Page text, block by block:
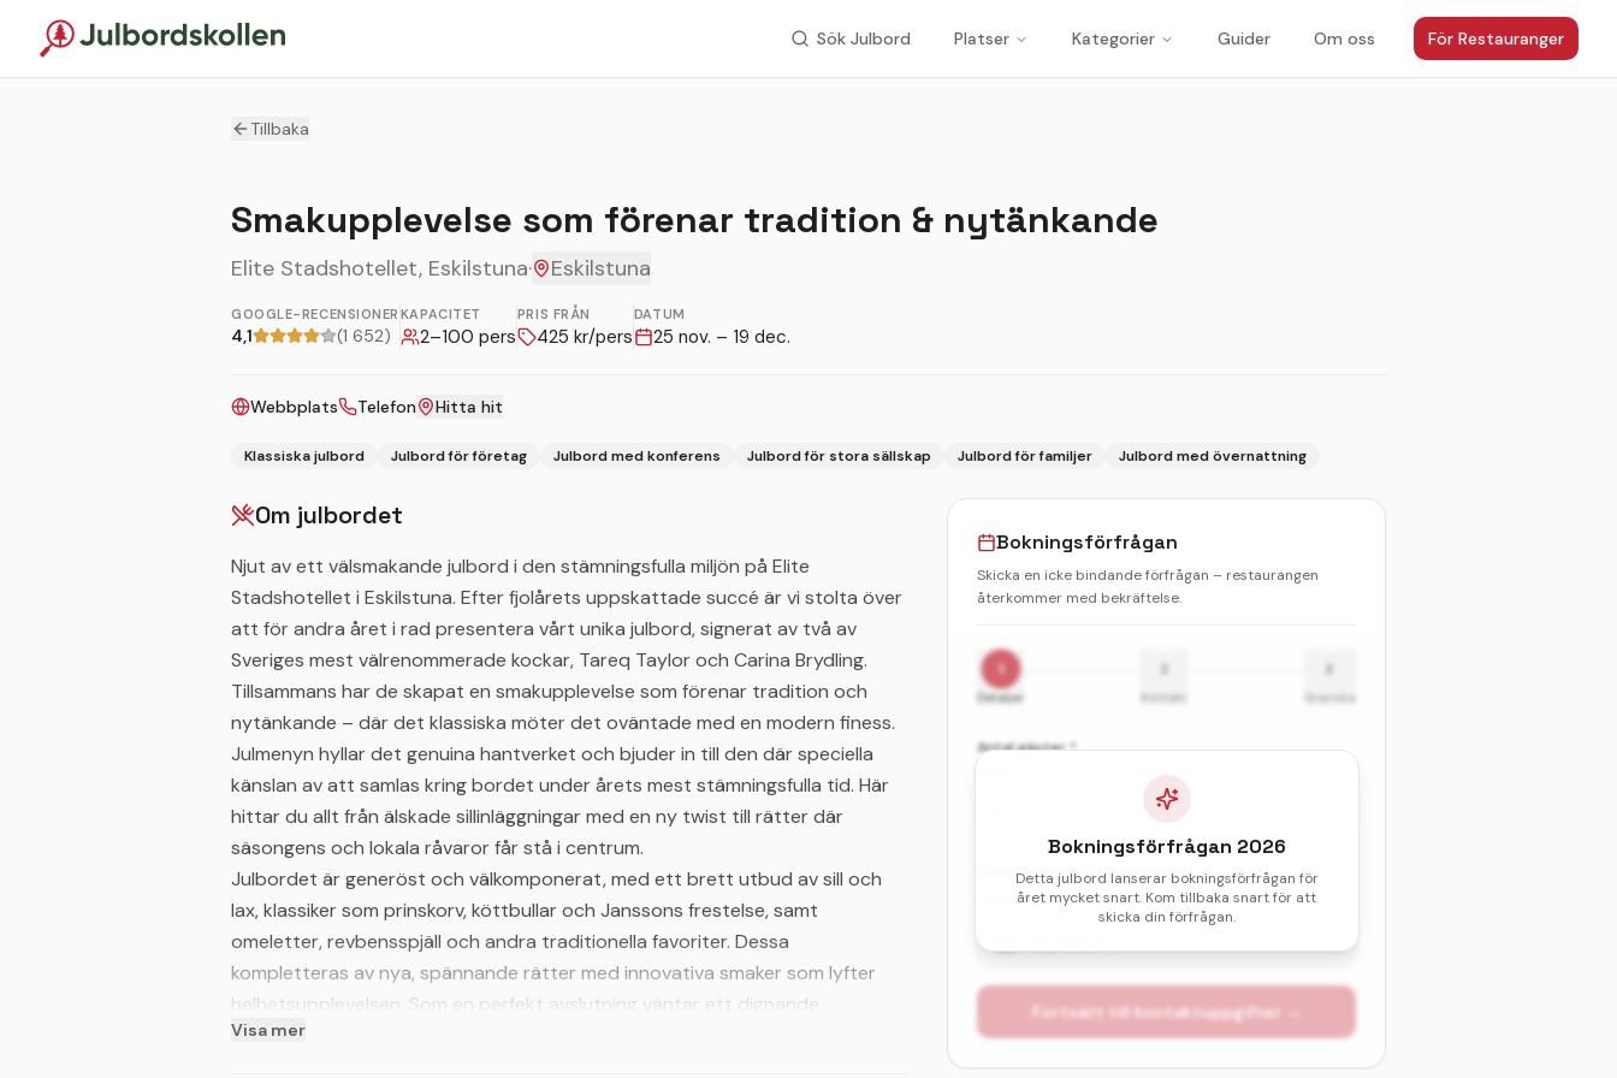
Sök Julbord Platser Kategorier Guider Om oss För Restauranger
Tillbaka
Smakupplevelse som förenar tradition & nytänkande
Elite Stadshotellet, Eskilstuna· Eskilstuna
GOOGLE-RECENSIONER
4,1 (1 652)
KAPACITET
2–100 pers
PRIS FRÅN
425 kr/pers
DATUM
25 nov. – 19 dec.
Webbplats Telefon Hitta hit
Klassiska julbord Julbord för företag Julbord med konferens Julbord för stora sällskap Julbord för familjer Julbord med övernattning
Om julbordet
Njut av ett välsmakande julbord i den stämningsfulla miljön på Elite
Stadshotellet i Eskilstuna. Efter fjolårets uppskattade succé är vi stolta över
att för andra året i rad presentera vårt unika julbord, signerat av två av
Sveriges mest välrenommerade kockar, Tareq Taylor och Carina Brydling.
Tillsammans har de skapat en smakupplevelse som förenar tradition och
nytänkande – där det klassiska möter det oväntade med en modern finess.
Julmenyn hyllar det genuina hantverket och bjuder in till den där speciella
känslan av att samlas kring bordet under årets mest stämningsfulla tid. Här
hittar du allt från älskade sillinläggningar med en ny twist till rätter där
säsongens och lokala råvaror får stå i centrum.
Julbordet är generöst och välkomponerat, med ett brett utbud av sill och
lax, klassiker som prinskorv, köttbullar och Janssons frestelse, samt
omeletter, revbensspjäll och andra traditionella favoriter. Dessa
kompletteras av nya, spännande rätter med innovativa smaker som lyfter
helhetsupplevelsen. Som en perfekt avslutning väntar ett dignande
dessertbord fyllt med utsökta efterrätter och klassiskt julgodis – en söt final
Visa mer
Bokningsförfrågan
Skicka en icke bindande förfrågan – restaurangen
återkommer med bekräftelse.
1
Detaljer Kontakt
3
Granska
Antal gäster *
Barn
Önskat datum & sittningstid *
Välj ditt förstaval av datum och tid.
Fortsätt till kontaktuppgifter →
Bokningsförfrågan 2026
Detta julbord lanserar bokningsförfrågan för
året mycket snart. Kom tillbaka snart för att
skicka din förfrågan.